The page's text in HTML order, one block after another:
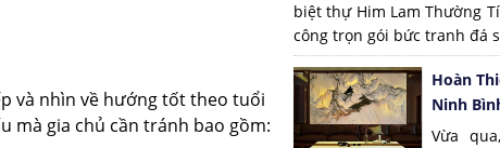
và nhìn về hướng tốt theo tuổi
mà gia chủ cần tránh bao gồm:
biệt thự Him Lam Thường
công trọn gói bức tranh đá
Hoàn
Ninh
Vừa